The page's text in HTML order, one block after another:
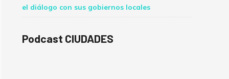
el diálogo con sus gobiernos locales
Podcast CIUDADES